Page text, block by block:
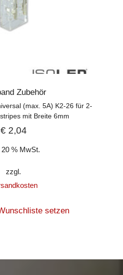
Zubehör
(max. 5A) K2-26 für 2-
mit Breite 6mm
€2,04
20 % MwSt.
zzgl.
setzen